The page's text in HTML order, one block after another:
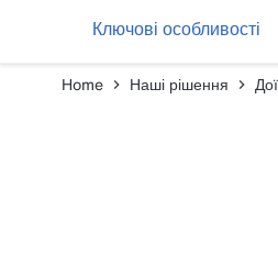
Ключові особливості
Home Наші рішення